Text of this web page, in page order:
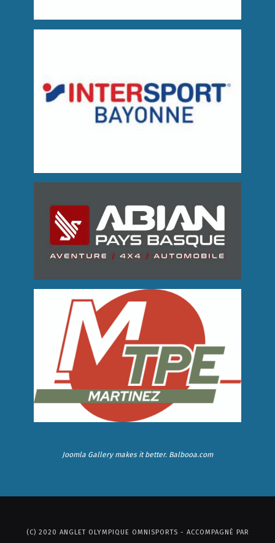
Joomla Gallerymakes it better. Balbooa.com
(C) 2020 ANGLET OLYMPIQUE OMNISPORTS - ACCOMPAGNÉ PAR